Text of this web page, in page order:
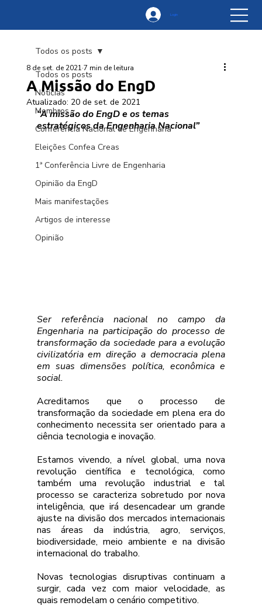
Login
Todos os posts
Notícias
Membros
Conferência Nacional de Engenharia
Eleições Confea Creas
1ª Conferência Livre de Engenharia
Opinião da EngD
Mais manifestações
Artigos de interesse
Opinião
Todos os posts
A Missão do EngD
8 de set. de 2021 7 min de leitura
Atualizado: 20 de set. de 2021
“A missão do EngD e os temas
estratégicos da Engenharia Nacional”
Ser referência nacional no campo da
Engenharia na participação do processo de
transformação da sociedade para a evolução
civilizatória em direção a democracia plena
em suas dimensões política, econômica e
social.
Acreditamos que o processo de
transformação da sociedade em plena era do
conhecimento necessita ser orientado para a
ciência tecnologia e inovação.
Estamos vivendo, a nível global, uma nova
revolução científica e tecnológica, como
também uma revolução industrial e tal
processo se caracteriza sobretudo por nova
inteligência, que irá desencadear um grande
ajuste na divisão dos mercados internacionais
nas áreas da indústria, agro, serviços,
biodiversidade, meio ambiente e na divisão
internacional do trabalho.
Novas tecnologias disruptivas continuam a
surgir, cada vez com maior velocidade, as
quais remodelam o cenário competitivo.